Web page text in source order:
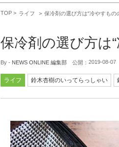
TOP ライフ 保冷剤の選び方は“冷やすもの
保冷剤の選び方は
By - NEWS ONLINE 編集部 公開： 2019-08-07
ライフ 鈴木杏樹のいってらっしゃい